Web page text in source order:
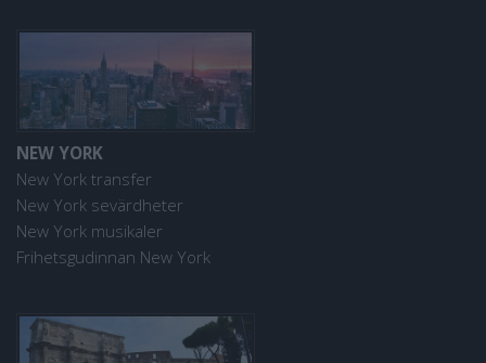
NEW YORK
New York transfer
New York sevärdheter
New York musikaler
Frihetsgudinnan New York